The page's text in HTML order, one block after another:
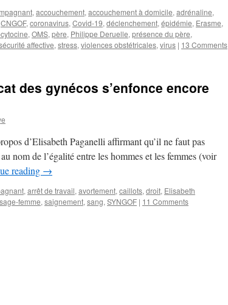
, accouchement, accouchement à domicile, adrénaline,
CNGOF, coronavirus, Covid-19, déclenchement, épidémie, Erasme,
, OMS, père, Philippe Deruelle, présence du père,
affective, stress, violences obstétricales, virus | 13 Comments
des gynécos s’enfonce encore
d’Elisabeth Paganelli affirmant qu’il ne faut pas
nom de l’égalité entre les hommes et les femmes (voir
reading →
, arrêt de travail, avortement, caillots, droit, Elisabeth
sage-femme, saignement, sang, SYNGOF | 11 Comments